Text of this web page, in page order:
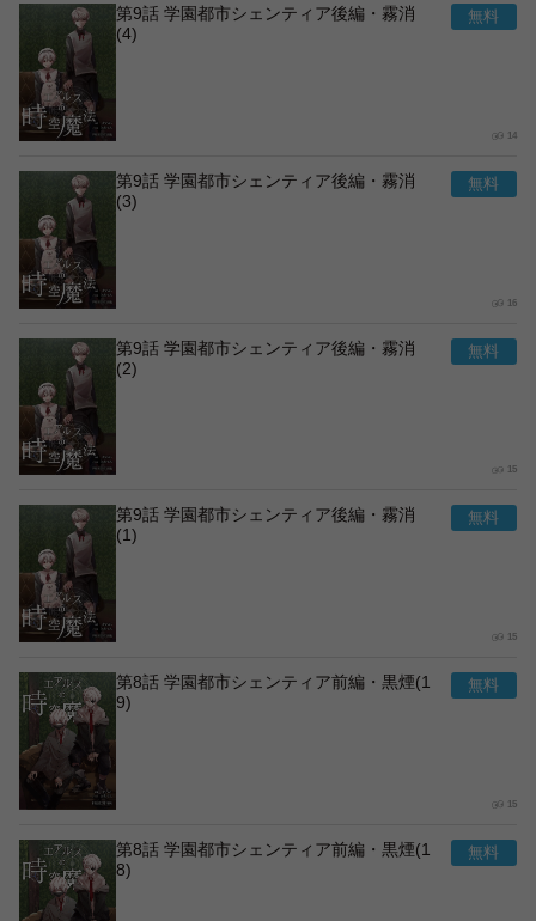
第9話 学園都市シェンティア後編・霧消
(4)
14
第9話 学園都市シェンティア後編・霧消
(3)
16
第9話 学園都市シェンティア後編・霧消
(2)
15
第9話 学園都市シェンティア後編・霧消
(1)
15
第8話 学園都市シェンティア前編・黒煙(1
9)
15
第8話 学園都市シェンティア前編・黒煙(1
8)